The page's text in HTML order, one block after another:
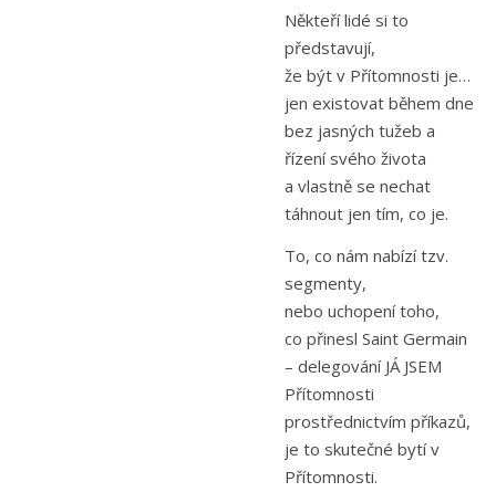
Někteří lidé si to
představují,
že být v Přítomnosti je…
jen existovat během dne
bez jasných tužeb a
řízení svého života
a vlastně se nechat
táhnout jen tím, co je.
To, co nám nabízí tzv.
segmenty,
nebo uchopení toho,
co přinesl Saint Germain
– delegování JÁ JSEM
Přítomnosti
prostřednictvím příkazů,
je to skutečné bytí v
Přítomnosti.